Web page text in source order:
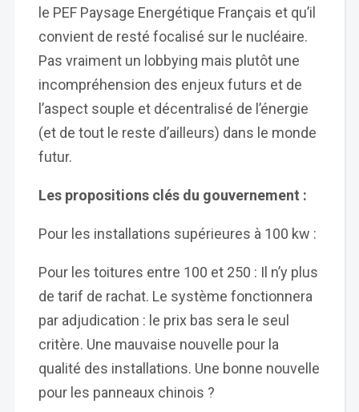
le PEF Paysage Energétique Français et qu’il
convient de resté focalisé sur le nucléaire.
Pas vraiment un lobbying mais plutôt une
incompréhension des enjeux futurs et de
l’aspect souple et décentralisé de l’énergie
(et de tout le reste d’ailleurs) dans le monde
futur.
Les propositions clés du gouvernement :
Pour les installations supérieures à 100 kw :
Pour les toitures entre 100 et 250 : Il n’y plus
de tarif de rachat. Le système fonctionnera
par adjudication : le prix bas sera le seul
critère. Une mauvaise nouvelle pour la
qualité des installations. Une bonne nouvelle
pour les panneaux chinois ?